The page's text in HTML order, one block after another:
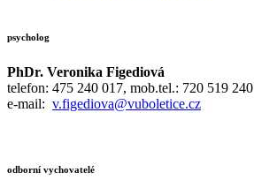
psycholog
PhDr. Veronika Figediová
telefon: 475 240 017, mob.tel.: 720 519 240
e-mail: v.figediova@vuboletice.cz
odborní vychovatelé